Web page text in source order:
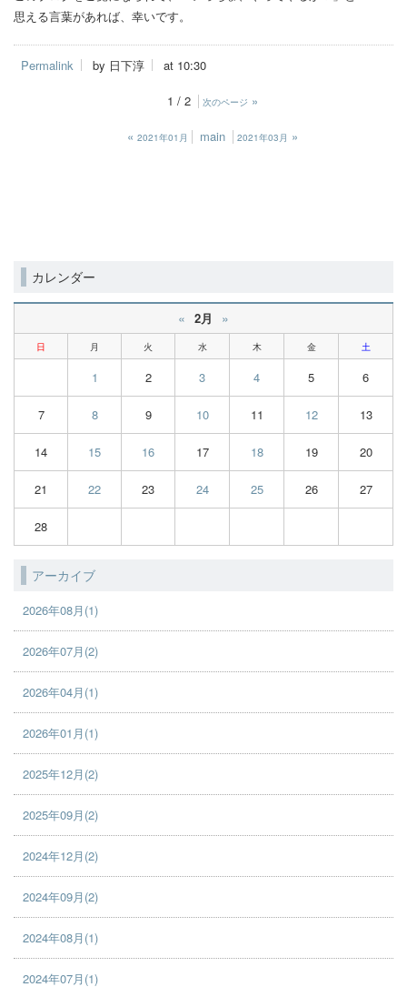
思える言葉があれば、幸いです。
Permalink by 日下淳 at 10:30
1 / 2 次のページ »
« 2021年01月 main 2021年03月 »
カレンダー
« 2月 »
日 月 火 水 木 金 土
1 2 3 4 5 6
7 8 9 10 11 12 13
14 15 16 17 18 19 20
21 22 23 24 25 26 27
28
アーカイブ
2026年08月(1)
2026年07月(2)
2026年04月(1)
2026年01月(1)
2025年12月(2)
2025年09月(2)
2024年12月(2)
2024年09月(2)
2024年08月(1)
2024年07月(1)